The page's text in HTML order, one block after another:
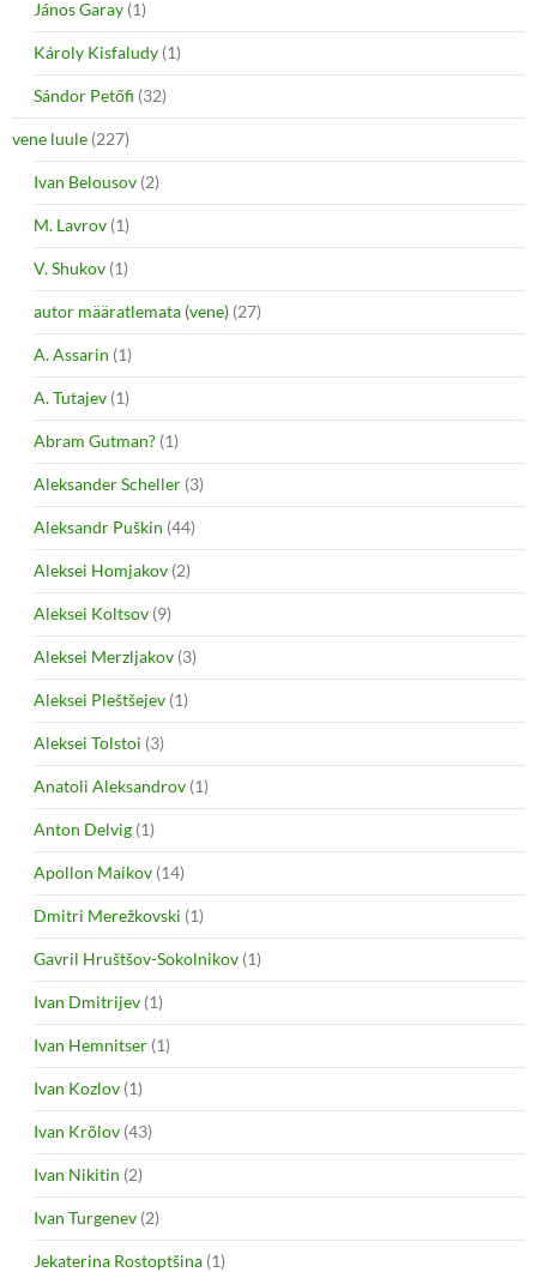
János Garay (1)
Károly Kisfaludy (1)
Sándor Petőfi (32)
vene luule (227)
Ivan Belousov (2)
M. Lavrov (1)
V. Shukov (1)
autor määratlemata (vene) (27)
A. Assarin (1)
A. Tutajev (1)
Abram Gutman? (1)
Aleksander Scheller (3)
Aleksandr Puškin (44)
Aleksei Homjakov (2)
Aleksei Koltsov (9)
Aleksei Merzljakov (3)
Aleksei Pleštšejev (1)
Aleksei Tolstoi (3)
Anatoli Aleksandrov (1)
Anton Delvig (1)
Apollon Maikov (14)
Dmitri Merežkovski (1)
Gavril Hruštšov-Sokolnikov (1)
Ivan Dmitrijev (1)
Ivan Hemnitser (1)
Ivan Kozlov (1)
Ivan Krõlov (43)
Ivan Nikitin (2)
Ivan Turgenev (2)
Jekaterina Rostoptšina (1)